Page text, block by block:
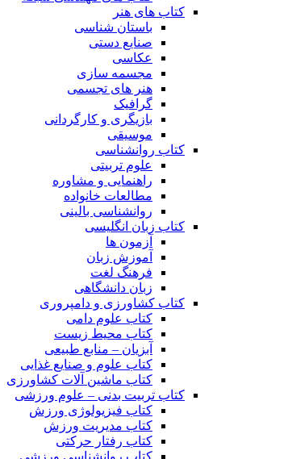
کتاب های هنر
باستان شناسی
صنایع دستی
عکاسی
مجسمه سازی
هنر های تجسمی
گرافیک
بازیگری و کارگردانی
موسیقی
کتاب روانشناسی
علوم تربیتی
راهنمایی و مشاوره
مطالعات خانواده
روانشناسی بالینی
کتاب زبان انگلیسی
آزمون ها
آموزش زبان
فرهنگ لغت
زبان دانشگاهی
کتاب کشاورزی و دامپروری
کتاب علوم دامی
کتاب محیط زیست
آبزیان – منابع طبیعی
کتاب علوم و صنایع غذایی
کتاب ماشین آلات کشاورزی
کتاب تربیت بدنی – علوم ورزشی
کتاب فیزیولوژی ورزش
کتاب مدیریت ورزش
کتاب رفتار حرکتی
کتاب روانشناسی ورزشی